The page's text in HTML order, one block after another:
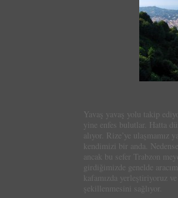
Yavaş yavaş yolu takip
yine enfes bulutlar. Hatta
alıyor. Rize’ye ulaşmamız
kendimizi bir anda.
ancak bu sefer Trabzon
girdiğimizde genelde
kafamızda yerleştiriyoruz
şekillenmesini sağlıyor.